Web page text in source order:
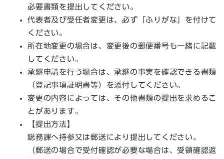
必要書類を提出してください。
代表者及び受任者変更は、必ず「ふりがな」を付けて
ください。
所在地変更の場合は、変更後の郵便番号も一緒に記載
してください。
承継申請を行う場合は、承継の事実を確認できる書類
（登記事項証明書等）を添付してください。
変更の内容によっては、その他書類の提出を求めるこ
とがあります。
【提出方法】
総務課へ持参又は郵送により提出してください。
（郵送の場合で受付確認が必要な場合は、受領確認返